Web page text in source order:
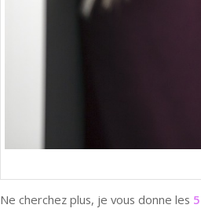
Ne cherchez plus, je vous donne les